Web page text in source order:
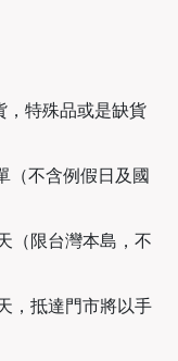
，特殊品或是缺貨
（不含例假日及國
（限台灣本島，不
，抵達門市將以手